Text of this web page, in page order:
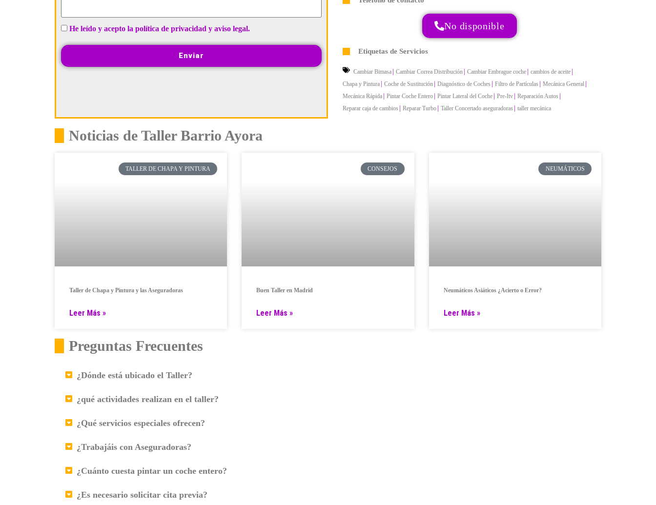
He leído y acepto la política de privacidad y aviso legal.
Enviar
No disponible
Etiquetas de Servicios
Cambiar Bimasa Cambiar Correa Distribución Cambiar Embrague coche cambios de aceite
Chapa y Pintura Coche de Sustitución Diagnóstico de Coches Filtro de Partículas Mecánica General
Mecánica Rápida Pintar Coche Entero Pintar Lateral del Coche Pre-Itv Reparación Autos
Reparar caja de cambios Reparar Turbo Taller Concertado aseguradoras taller mecánica
Noticias de Taller Barrio Ayora
TALLER DE CHAPA Y PINTURA
Taller de Chapa y Pintura y las Aseguradoras
Leer Más »
CONSEJOS
Buen Taller en Madrid
Leer Más »
NEUMÁTICOS
Neumáticos Asiáticos ¿Acierto o Error?
Leer Más »
Preguntas Frecuentes
¿Dónde está ubicado el Taller?
¿qué actividades realizan en el taller?
¿Qué servicios especiales ofrecen?
¿Trabajáis con Aseguradoras?
¿Cuánto cuesta pintar un coche entero?
¿Es necesario solicitar cita previa?